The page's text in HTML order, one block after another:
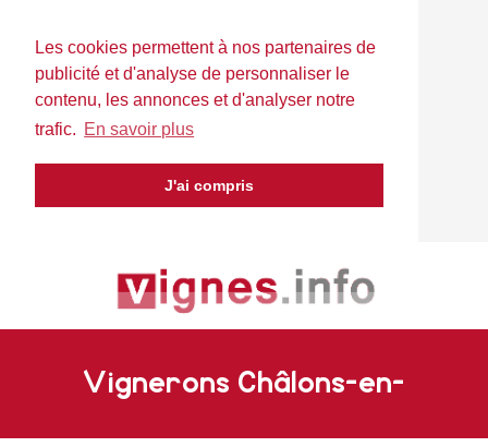
Les cookies permettent à nos partenaires de
publicité et d'analyse de personnaliser le
contenu, les annonces et d'analyser notre
trafic. En savoir plus
J'ai compris
Vignerons Châlons-en-